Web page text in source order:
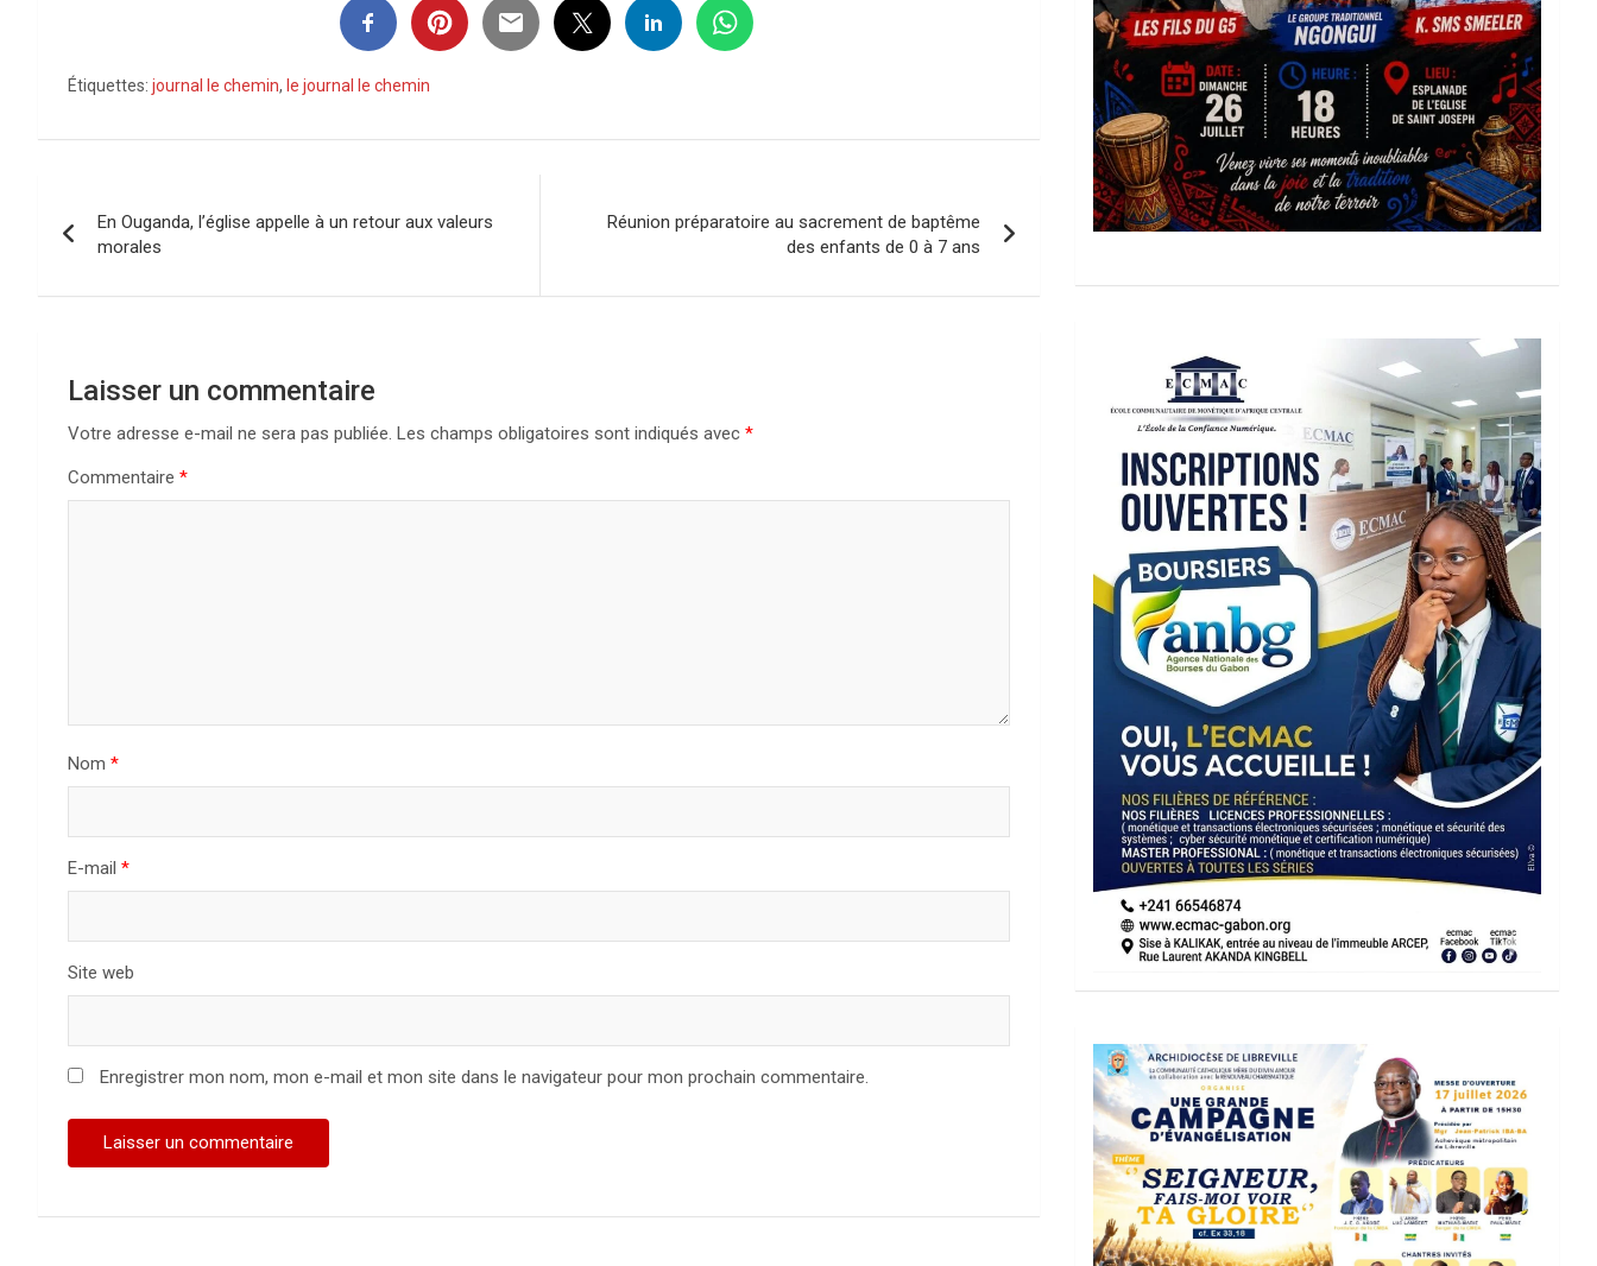
Étiquettes: journal le chemin, le journal le chemin
de
l’article
En Ouganda, l’église appelle à un retour aux valeurs
morales
Réunion préparatoire au sacrement de baptême
des enfants de 0 à 7 ans
Laisser un commentaire
Votre adresse e-mail ne sera pas publiée. Les champs obligatoires sont indiqués avec *
Commentaire *
Nom *
E-mail *
Site web
Enregistrer mon nom, mon e-mail et mon site dans le navigateur pour mon prochain commentaire.